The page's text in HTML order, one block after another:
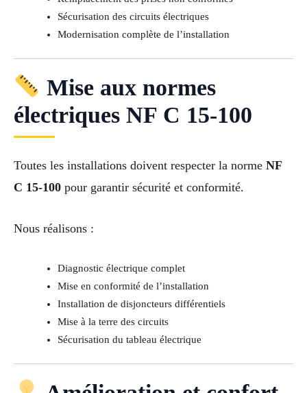
Sécurisation des circuits électriques
Modernisation complète de l’installation
Mise aux normes
électriques NF C 15-100
Toutes les installations doivent respecter la norme NF
C 15-100 pour garantir sécurité et conformité.
Nous réalisons :
Diagnostic électrique complet
Mise en conformité de l’installation
Installation de disjoncteurs différentiels
Mise à la terre des circuits
Sécurisation du tableau électrique